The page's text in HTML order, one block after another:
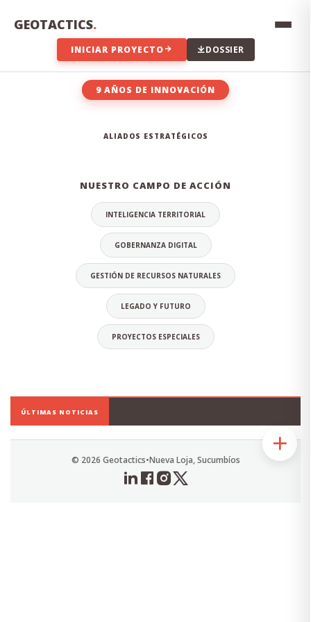
GEOTACTICS.
INICIAR PROYECTO DOSSIER
9 AÑOS DE INNOVACIÓN
ALIADOS ESTRATÉGICOS
NUESTRO CAMPO DE ACCIÓN
INTELIGENCIA TERRITORIAL
GOBERNANZA DIGITAL
GESTIÓN DE RECURSOS NATURALES
LEGADO Y FUTURO
PROYECTOS ESPECIALES
ÚLTIMAS NOTICIAS
© 2026 Geotactics•Nueva Loja, Sucumbíos
compromiso con el territorio y excelencia técnica en cada
INNOVACIÓN
CEO
Economista, Ingeniero Comercial.
Alias: Chuky
Email